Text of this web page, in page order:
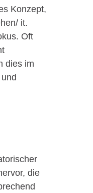
Konzept,
it.
Oft
dies im
die